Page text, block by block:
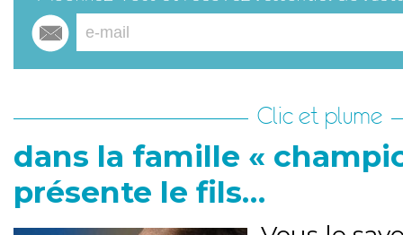
Clic et plume
dans la famille «
présente le fils…